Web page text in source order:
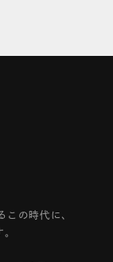
この時代に、